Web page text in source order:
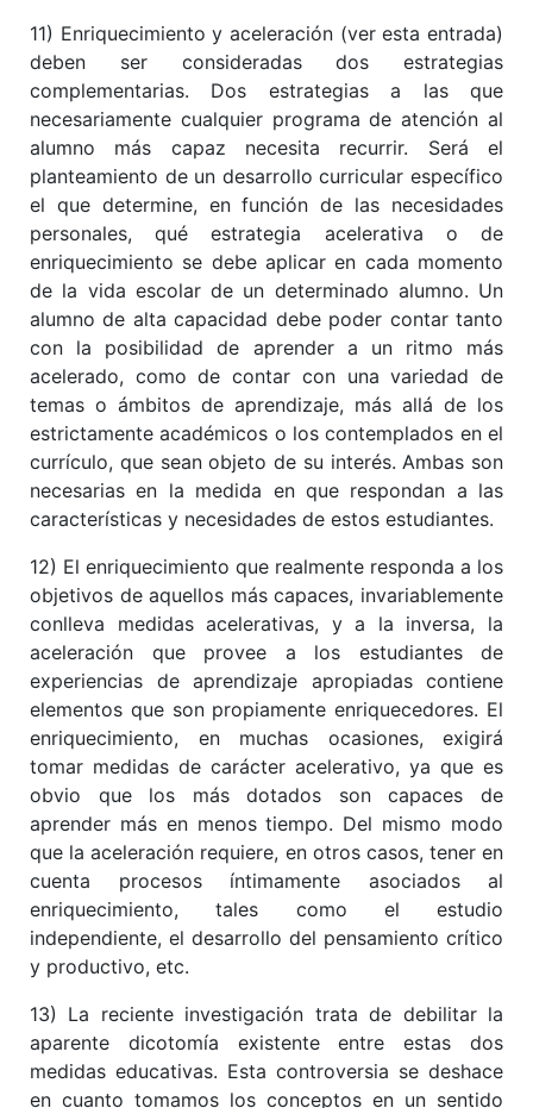
11) Enriquecimiento y aceleración (ver esta entrada)
deben ser consideradas dos estrategias
complementarias. Dos estrategias a las que
necesariamente cualquier programa de atención al
alumno más capaz necesita recurrir. Será el
planteamiento de un desarrollo curricular específico
el que determine, en función de las necesidades
personales, qué estrategia acelerativa o de
enriquecimiento se debe aplicar en cada momento
de la vida escolar de un determinado alumno. Un
alumno de alta capacidad debe poder contar tanto
con la posibilidad de aprender a un ritmo más
acelerado, como de contar con una variedad de
temas o ámbitos de aprendizaje, más allá de los
estrictamente académicos o los contemplados en el
currículo, que sean objeto de su interés. Ambas son
necesarias en la medida en que respondan a las
características y necesidades de estos estudiantes.
12) El enriquecimiento que realmente responda a los
objetivos de aquellos más capaces, invariablemente
conlleva medidas acelerativas, y a la inversa, la
aceleración que provee a los estudiantes de
experiencias de aprendizaje apropiadas contiene
elementos que son propiamente enriquecedores. El
enriquecimiento, en muchas ocasiones, exigirá
tomar medidas de carácter acelerativo, ya que es
obvio que los más dotados son capaces de
aprender más en menos tiempo. Del mismo modo
que la aceleración requiere, en otros casos, tener en
cuenta procesos íntimamente asociados al
enriquecimiento, tales como el estudio
independiente, el desarrollo del pensamiento crítico
y productivo, etc.
13) La reciente investigación trata de debilitar la
aparente dicotomía existente entre estas dos
medidas educativas. Esta controversia se deshace
en cuanto tomamos los conceptos en un sentido